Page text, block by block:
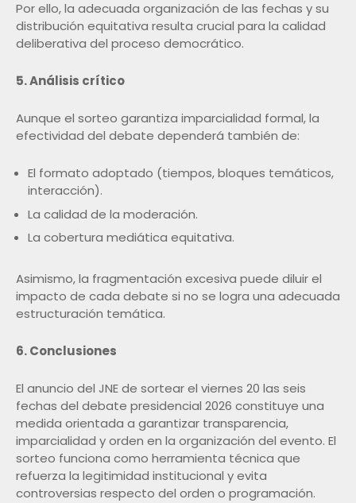
Por ello, la adecuada organización de las fechas y su
distribución equitativa resulta crucial para la calidad
deliberativa del proceso democrático.
5. Análisis crítico
Aunque el sorteo garantiza imparcialidad formal, la
efectividad del debate dependerá también de:
El formato adoptado (tiempos, bloques temáticos,
interacción).
La calidad de la moderación.
La cobertura mediática equitativa.
Asimismo, la fragmentación excesiva puede diluir el
impacto de cada debate si no se logra una adecuada
estructuración temática.
6. Conclusiones
El anuncio del JNE de sortear el viernes 20 las seis
fechas del debate presidencial 2026 constituye una
medida orientada a garantizar transparencia,
imparcialidad y orden en la organización del evento. El
sorteo funciona como herramienta técnica que
refuerza la legitimidad institucional y evita
controversias respecto del orden o programación.